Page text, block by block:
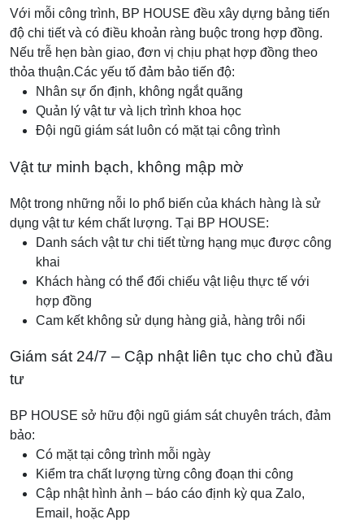
Với mỗi công trình, BP HOUSE đều xây dựng bảng tiến
độ chi tiết và có điều khoản ràng buộc trong hợp đồng.
Nếu trễ hẹn bàn giao, đơn vị chịu phạt hợp đồng theo
thỏa thuận.Các yếu tố đảm bảo tiến độ:
Nhân sự ổn định, không ngắt quãng
Quản lý vật tư và lịch trình khoa học
Đội ngũ giám sát luôn có mặt tại công trình
Vật tư minh bạch, không mập mờ
Một trong những nỗi lo phổ biến của khách hàng là sử
dụng vật tư kém chất lượng. Tại BP HOUSE:
Danh sách vật tư chi tiết từng hạng mục được công
khai
Khách hàng có thể đối chiếu vật liệu thực tế với
hợp đồng
Cam kết không sử dụng hàng giả, hàng trôi nổi
Giám sát 24/7 – Cập nhật liên tục cho chủ đầu
tư
BP HOUSE sở hữu đội ngũ giám sát chuyên trách, đảm
bảo:
Có mặt tại công trình mỗi ngày
Kiểm tra chất lượng từng công đoạn thi công
Cập nhật hình ảnh – báo cáo định kỳ qua Zalo,
Email, hoặc App